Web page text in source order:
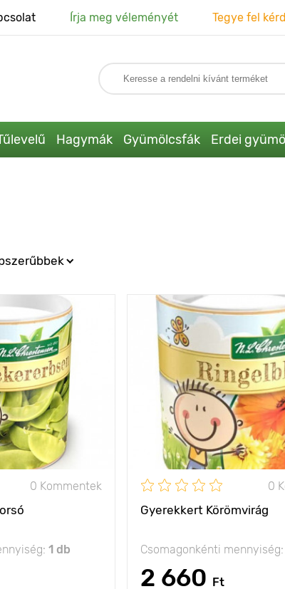
Írja meg véleményét Tegye fel
Hagymák Gyümölcsfák Erdei
0 Kommentek
1 db
könnyen
felhasználható
60 - 70 cm
5 x 40 cm
nap, félárnyék
0
Gyerekkert Körömvirág
Csomagonkénti mennyiség:
2 660 Ft
Jellemzők
Kifejlett kori
magasság
Ültetési távolság
Fényigény